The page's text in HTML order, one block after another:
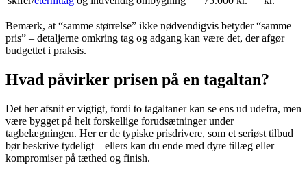
Bemærk, at “samme størrelse” ikke nødvendigvis betyder “samme
pris” – detaljerne omkring tag og adgang kan være det, der afgør
budgettet i praksis.
Hvad påvirker prisen på en tagaltan?
Det her afsnit er vigtigt, fordi to tagaltaner kan se ens ud udefra, men
være bygget på helt forskellige forudsætninger under
tagbelægningen. Her er de typiske prisdrivere, som et seriøst tilbud
bør beskrive tydeligt – ellers kan du ende med dyre tillæg eller
kompromiser på tæthed og finish.